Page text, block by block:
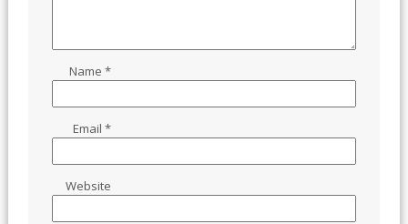
Name*
Email*
Website